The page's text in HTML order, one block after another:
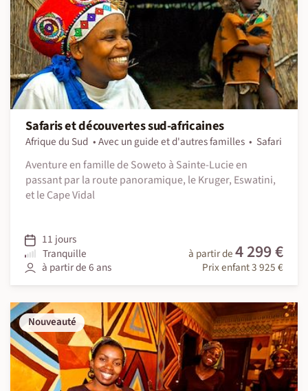
Safaris et découvertes sud-africaines
Afrique du Sud Avec un guide et d'autres familles
Safari
Aventure en famille de Soweto à Sainte-Lucie en
passant par la route panoramique, le Kruger, Eswatini,
et le Cape Vidal
11 jours
Tranquille
à partir de 6 ans
à partir de4 299 €
Prix enfant 3 925 €
Nouveauté